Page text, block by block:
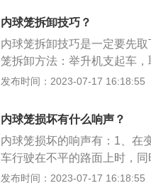
箱差速器部位，外球笼是连
辆转弯时都是外球笼在起作
束环，润滑脂这几部分组成。
内球笼拆卸技巧？
内球笼拆卸技巧是一定要先
笼拆卸方法：举升机支起车
丝，(拧松过程可抱住轮胎)取
卡簧即可慢慢敲出内球笼。2
罩，束环，润滑脂。三球销
针的轴承，可以在钟形壳内
适用于扭转角度不大的内球
在车辆运动时产生的长度变化
发布时间：2023-07-17 16:18:55
内球笼损坏有什么响声？
内球笼损坏的响声有：1、在
车行驶在不平的路面上时，
转向时也会有异响，大多数
发布时间：2023-07-17 16:18:55